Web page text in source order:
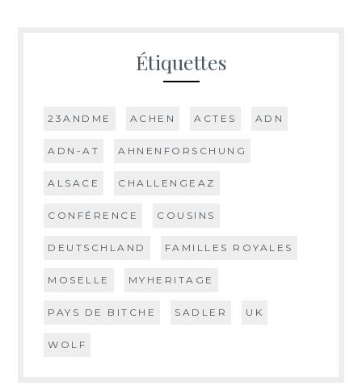
Étiquettes
23ANDME ACHEN ACTES ADN
ADN-AT AHNENFORSCHUNG
ALSACE CHALLENGEAZ
CONFÉRENCE COUSINS
DEUTSCHLAND FAMILLES ROYALES
MOSELLE MYHERITAGE
PAYS DE BITCHE SADLER UK
WOLF